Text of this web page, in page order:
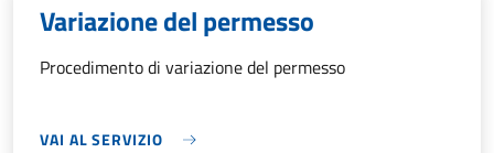
Variazione del permesso
Procedimento di variazione del permesso
VAI AL SERVIZIO